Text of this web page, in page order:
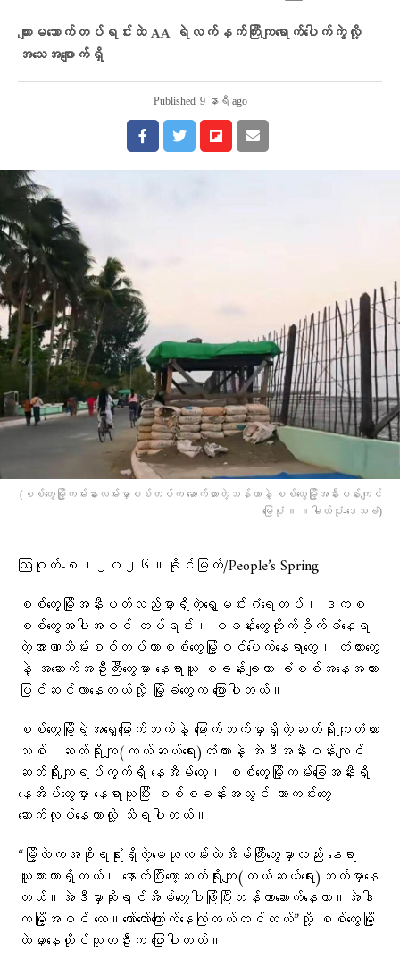
ကျားမသောက်တပ်ရင်းထဲ AA ရဲလက်နက်ကြီးကျရောက်ပေါက်ကွဲလို့
အသေအပျောက်ရှိ
Published 9 နာရီ ago
(စစ်တွေမြို့ကမ်းနားလမ်းမှာစစ်တပ်က ဆောက်ထားတဲ့ဘန်ကာနဲ့ စစ်​တွေမြို့အနီးဝန်းကျင်​
မြေပုံ ။ ။ဓါတ်ပုံ-​ဒေသခံ)
ဩဂုတ်-၈၊၂၀၂၆။ခိုင်မြတ်/People’s Spring
စစ်တွေမြို့အနီးပတ်လည်မှာရှိတဲ့ရွှေမင်းဂံရေတပ်၊ ဒကစ
စစ်တွေအပါအဝင် တပ်ရင်း၊ စခန်းတွေတိုက်ခိုက်ခံနေရ
တဲ့အာဏာသိမ်းစစ်တပ်ဟာစစ်တွေမြို့ဝင်ပေါက်နေရာတွေ၊ တံတားတွေ
နဲ့ အဆောက်အဦးကြီးတွေမှာ နေရာယူ စခန်းချကာ ခံစစ်အနေအထား
ပြင်ဆင်လာနေတယ်လို့ မြို့ခံတွေက ပြောပါတယ်။
စစ်တွေမြို့ရဲ့အရှေ့မြောက်ဘက်နဲ့ မြောက်ဘက်မှာရှိတဲ့ဆတ်ရိုးကျတံတား
သစ်၊ဆတ်ရိုးကျ(ကယ်ဆယ်ရေး)တံတားနဲ့ အဲဒီအနီးဝန်းကျင်
ဆတ်ရိုးကျရပ်ကွက်ရှိ နေအိမ်တွေ၊ စစ်တွေမြို့ကမ်းခြေအနီးရှိ
နေအိမ်တွေမှာ နေရာယူပြီး စစ်စခန်းအသွင် ကာကင်းတွေ
ဆောက်လုပ်နေတာလို့ သိရပါတယ်။
“မြို့ထဲကအစိုးရရုံးရှိတဲ့မေယုလမ်းထဲအိမ်ကြီးတွေမှာလည်း နေရာ
ယူထားတာရှိတယ်။ နောက်ပြီးတော့ဆတ်ရိုးကျ(ကယ်ဆယ်ရေး)ဘက်မှာနေ
တယ်။အဲဒီမှာဆိုရင်အိမ်တွေပါဖြိုပြီးဘန်ကာဆောက်နေတာ။အဲဒါ
ကမြို့အဝင် လေ။တော်တော်ကြောက်နေကြတယ်ထင်တယ်”လို့ စစ်တွေမြို့
ထဲမှာနေထိုင်သူတဦးက ပြောပါတယ်။